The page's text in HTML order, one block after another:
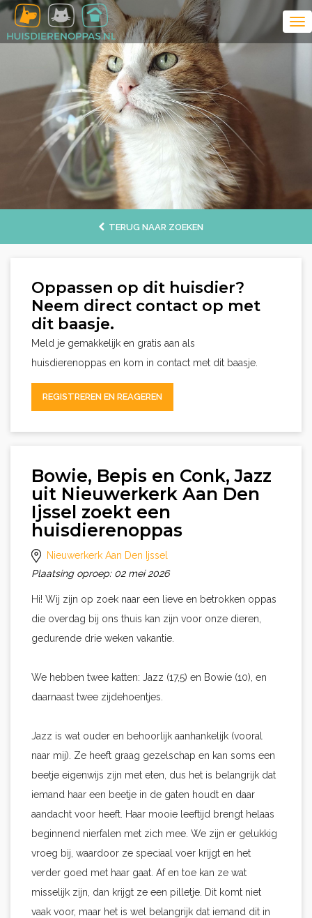
TERUG NAAR ZOEKEN
Oppassen op dit huisdier?
Neem direct contact op met
dit baasje.
Meld je gemakkelijk en gratis aan als
huisdierenoppas en kom in contact met dit baasje.
REGISTREREN EN REAGEREN
Bowie, Bepis en Conk, Jazz
uit Nieuwerkerk Aan Den
Ijssel zoekt een
huisdierenoppas
Nieuwerkerk Aan Den Ijssel
Plaatsing oproep: 02 mei 2026
Hi! Wij zijn op zoek naar een lieve en betrokken oppas
die overdag bij ons thuis kan zijn voor onze dieren,
gedurende drie weken vakantie.
We hebben twee katten: Jazz (17,5) en Bowie (10), en
daarnaast twee zijdehoentjes.
Jazz is wat ouder en behoorlijk aanhankelijk (vooral
naar mij). Ze heeft graag gezelschap en kan soms een
beetje eigenwijs zijn met eten, dus het is belangrijk dat
iemand haar een beetje in de gaten houdt en daar
aandacht voor heeft. Haar mooie leeftijd brengt helaas
beginnend nierfalen met zich mee. We zijn er gelukkig
vroeg bij, waardoor ze speciaal voer krijgt en het
verder goed met haar gaat. Af en toe kan ze wat
misselijk zijn, dan krijgt ze een pilletje. Dit komt niet
vaak voor, maar het is wel belangrijk dat iemand dit in